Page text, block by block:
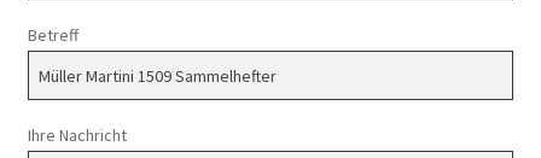
Betreff
Ihre Nachricht